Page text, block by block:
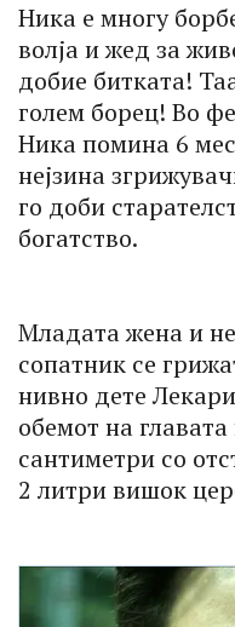
Ника е многу
волја и жед за
добие битката!
голем борец! Во
Ника помина 6
нејзина
го доби
богатство.
Младата жена и
сопатник се
нивно дете
обемот на
сантиметри со
2 литри вишок